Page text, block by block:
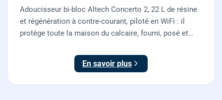
Adoucisseur bi-bloc Altech Concerto 2, 22 L de résine
et régénération à contre-courant, piloté en WiFi : il
protège toute la maison du calcaire, fourni, posé et
En savoir plus